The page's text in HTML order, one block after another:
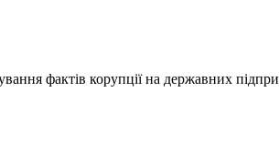
фактів корупції на державних